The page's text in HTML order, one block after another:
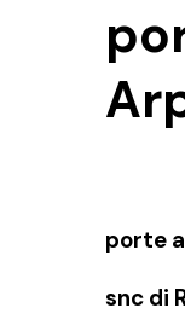
porte
snc di